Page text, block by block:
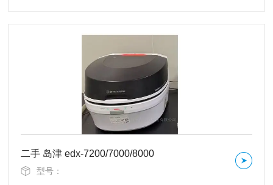
二手 岛津 edx-7200/7000/8000
型号：